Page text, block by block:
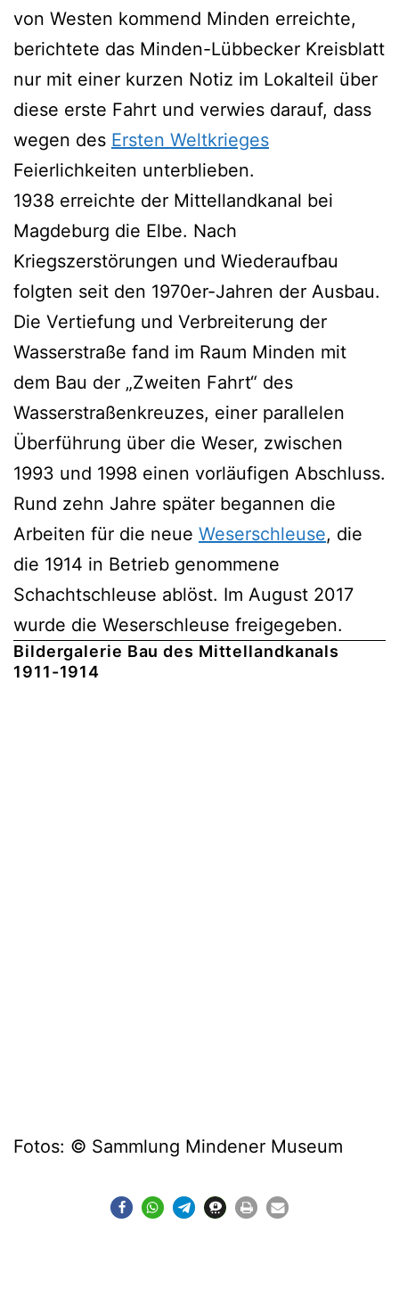
von Westen kommend Minden erreichte,
berichtete das Minden-Lübbecker Kreisblatt
nur mit einer kurzen Notiz im Lokalteil über
diese erste Fahrt und verwies darauf, dass
wegen des Ersten Weltkrieges
Feierlichkeiten unterblieben.
1938 erreichte der Mittellandkanal bei
Magdeburg die Elbe. Nach
Kriegszerstörungen und Wiederaufbau
folgten seit den 1970er-Jahren der Ausbau.
Die Vertiefung und Verbreiterung der
Wasserstraße fand im Raum Minden mit
dem Bau der „Zweiten Fahrt“ des
Wasserstraßenkreuzes, einer parallelen
Überführung über die Weser, zwischen
1993 und 1998 einen vorläufigen Abschluss.
Rund zehn Jahre später begannen die
Arbeiten für die neue Weserschleuse, die
die 1914 in Betrieb genommene
Schachtschleuse ablöst. Im August 2017
wurde die Weserschleuse freigegeben.
Bildergalerie Bau des Mittellandkanals
1911-1914
Fotos: © Sammlung Mindener Museum